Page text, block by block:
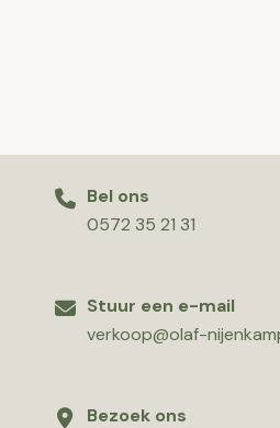
Bel ons
0572 35 21 31
Stuur een e-mail
verkoop@olaf-
Bezoek ons